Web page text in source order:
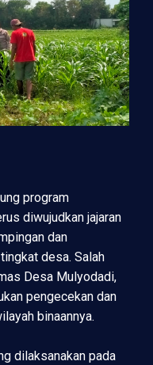
program
diwujudkan jajaran
dan
desa. Salah
Desa Mulyodadi,
pengecekan dan
binaannya.
dilaksanakan pada